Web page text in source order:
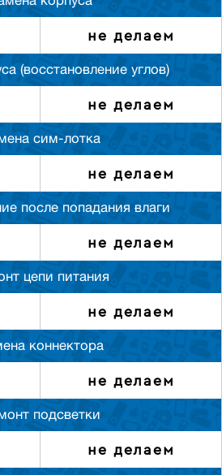
не делаем
(восстановление углов)
не делаем
сим-лотка
не делаем
после попадания влаги
не делаем
цепи питания
не делаем
коннектора
не делаем
подсветки
не делаем